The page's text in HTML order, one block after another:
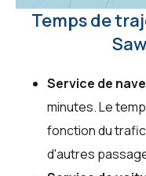
Temps de
Service de
minutes. Le
fonction du
d'autres